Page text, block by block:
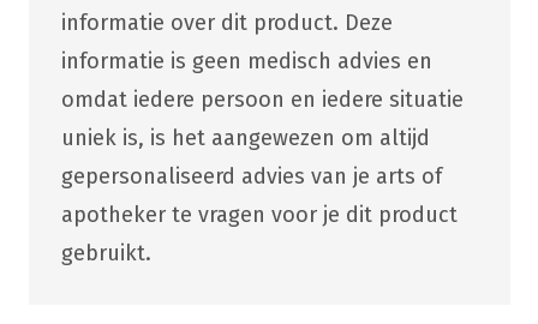
informatie over dit product. Deze
informatie is geen medisch advies en
omdat iedere persoon en iedere situatie
uniek is, is het aangewezen om altijd
gepersonaliseerd advies van je arts of
apotheker te vragen voor je dit product
gebruikt.